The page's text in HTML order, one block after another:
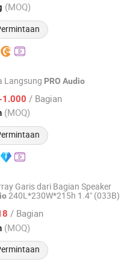
(MOQ)
Harga mulai 2018
Langsung PRO Audio
1.000 / Bagian
(MOQ)
Harga mulai 2014
Garis dari Bagian Speaker
240L*230W*215h 1.4" (033B)
/ Bagian
(MOQ)
Parts Co., Ltd.
Harga mulai 2016